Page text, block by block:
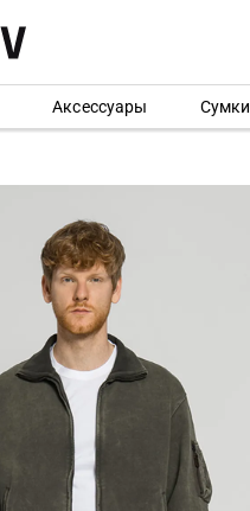
Аксессуары Сумки